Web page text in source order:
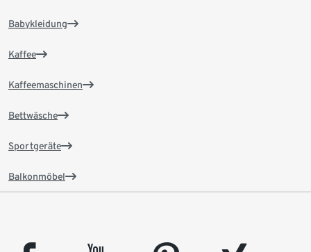
Babykleidung
Kaffee
Kaffeemaschinen
Bettwäsche
Sportgeräte
Balkonmöbel